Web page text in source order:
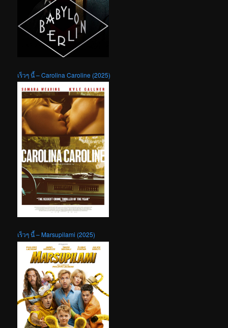
เร็วๆ นี้ – Carolina Caroline (2025)
เร็วๆ นี้ – Marsupilami (2025)